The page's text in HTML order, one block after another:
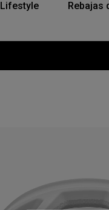
Lifestyle Rebajas